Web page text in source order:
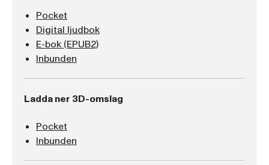
Pocket
Digital ljudbok
E-bok (EPUB2)
Inbunden
Ladda ner 3D-omslag
Pocket
Inbunden